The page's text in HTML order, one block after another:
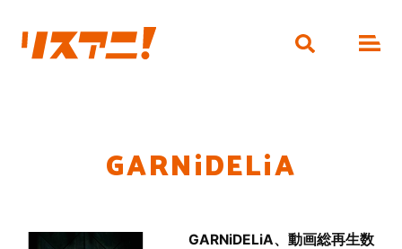
GARNiDELiA
GARNiDELiA、動画総再生数